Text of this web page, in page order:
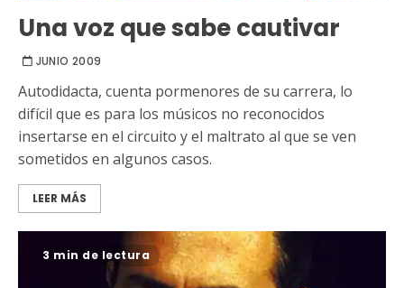
Una voz que sabe cautivar
JUNIO 2009
Autodidacta, cuenta pormenores de su carrera, lo
difícil que es para los músicos no reconocidos
insertarse en el circuito y el maltrato al que se ven
sometidos en algunos casos.
LEER MÁS
3 min de lectura